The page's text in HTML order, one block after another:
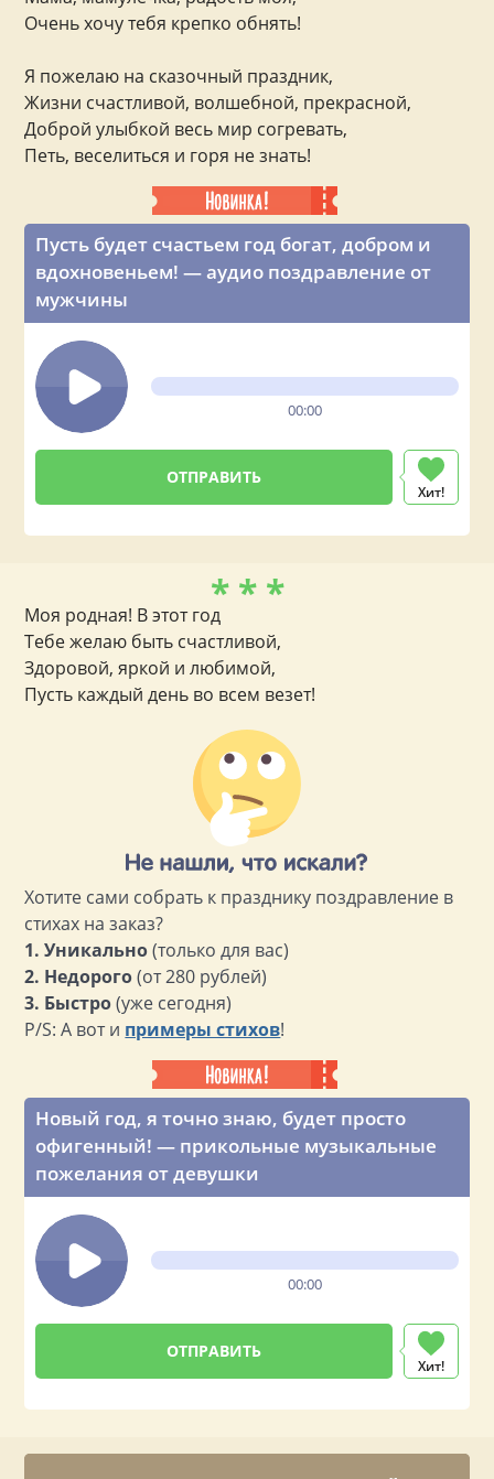
Пусть будет счастьем год богат, добром и
вдохновеньем! — аудио поздравление от
мужчины
00:00
Хит!
Очень хочу тебя крепко обнять!
Я пожелаю на сказочный праздник,
Жизни счастливой, волшебной, прекрасной,
Доброй улыбкой весь мир согревать,
Петь, веселиться и горя не знать!
Новый год, я точно знаю, будет просто
офигенный! — прикольные музыкальные
пожелания от девушки
00:00
Хит!
* * *
Моя родная! В этот год
Тебе желаю быть счастливой,
Здоровой, яркой и любимой,
Пусть каждый день во всем везет!
Хотите сами собрать к празднику поздравление в
стихах на заказ?
1. Уникально(только для вас)
2. Недорого(от 280 рублей)
3. Быстро(уже сегодня)
P/S: А вот и примеры стихов!